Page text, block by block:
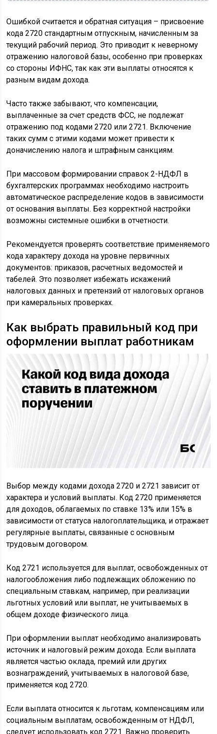
Ошибкой считается и обратная ситуация – присвоение
кода 2720 стандартным отпускным, начисленным за
текущий рабочий период. Это приводит к неверному
отражению налоговой базы, особенно при проверках
со стороны ИФНС, так как эти выплаты относятся к
разным видам дохода.
Часто также забывают, что компенсации,
выплаченные за счет средств ФСС, не подлежат
отражению под кодами 2720 или 2721. Включение
таких сумм с этими кодами может привести к
доначислению налога и штрафным санкциям.
При массовом формировании справок 2-НДФЛ в
бухгалтерских программах необходимо настроить
автоматическое распределение кодов в зависимости
от основания выплаты. Без корректной настройки
возможны системные ошибки в отчетности.
Рекомендуется проверять соответствие применяемого
кода характеру дохода на уровне первичных
документов: приказов, расчетных ведомостей и
табелей. Это позволяет избежать искажений
налоговых данных и претензий от налоговых органов
при камеральных проверках.
Как выбрать правильный код при
оформлении выплат работникам
Выбор между кодами дохода 2720 и 2721 зависит от
характера и условий выплаты. Код 2720 применяется
для доходов, облагаемых по ставке 13% или 15% в
зависимости от статуса налогоплательщика, и отражает
регулярные выплаты, связанные с основным
трудовым договором.
Код 2721 используется для выплат, освобожденных от
налогообложения либо подлежащих обложению по
специальным ставкам, например, при реализации
льготных условий или выплат, не учитываемых в
общем доходе физического лица.
При оформлении выплат необходимо анализировать
источник и налоговый режим дохода. Если выплата
является частью оклада, премий или других
вознаграждений, учитываемых в налоговой базе,
применяется код 2720.
Если выплата относится к льготам, компенсациям или
социальным выплатам, освобожденным от НДФЛ,
следует использовать код 2721. Важно проверить